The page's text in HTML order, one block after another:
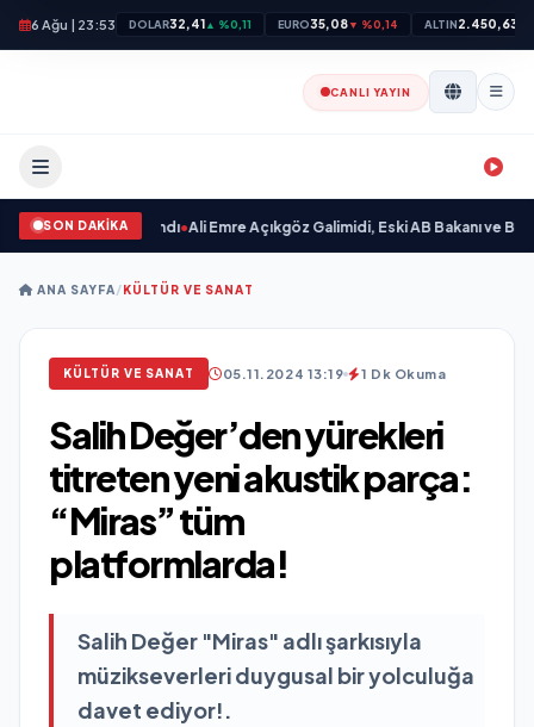
6 Ağu | 23:53 DOLAR32,41▲ %0,11 EURO35,08▼ %0,14 ALTIN2.450,63
CANLI YAYIN
SON DAKİKA
“ yayımlandı Ali Emre Açıkgöz Galimidi, Eski AB Bakanı ve
ANA SAYFA/KÜLTÜR VE SANAT
KÜLTÜR VE SANAT 05.11.2024 13:19 1 Dk Okuma
Salih Değer’den yürekleri
titreten yeni akustik parça:
“Miras” tüm
platformlarda!
Salih Değer "Miras" adlı şarkısıyla
müzikseverleri duygusal bir yolculuğa
davet ediyor!.